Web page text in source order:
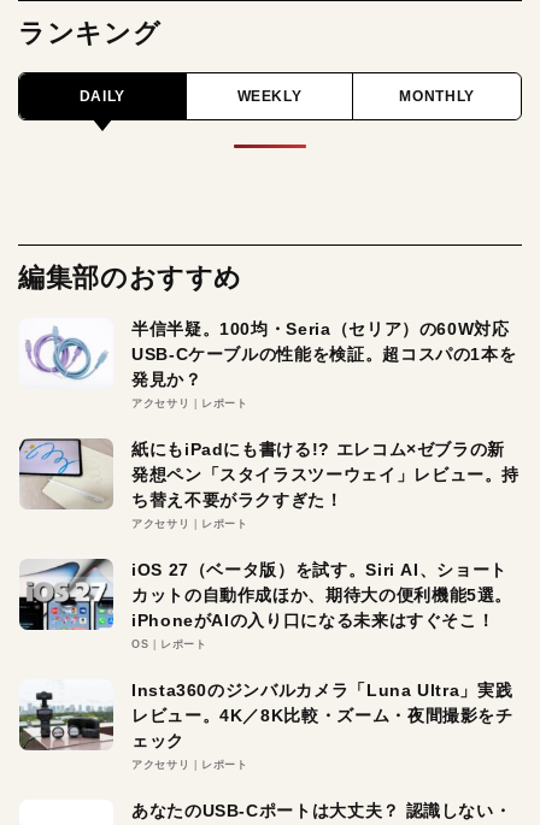
ランキング
DAILY WEEKLY MONTHLY
編集部のおすすめ
半信半疑。100均・Seria（セリア）の60W対応
USB-Cケーブルの性能を検証。超コスパの1本を
発見か？
アクセサリ レポート
紙にもiPadにも書ける!? エレコム×ゼブラの新
発想ペン「スタイラスツーウェイ」レビュー。持
ち替え不要がラクすぎた！
アクセサリ レポート
iOS 27（ベータ版）を試す。Siri AI、ショート
カットの自動作成ほか、期待大の便利機能5選。
iPhoneがAIの入り口になる未来はすぐそこ！
OS レポート
Insta360のジンバルカメラ「Luna Ultra」実践
レビュー。4K／8K比較・ズーム・夜間撮影をチ
ェック
アクセサリ レポート
あなたのUSB-Cポートは大丈夫？ 認識しない・